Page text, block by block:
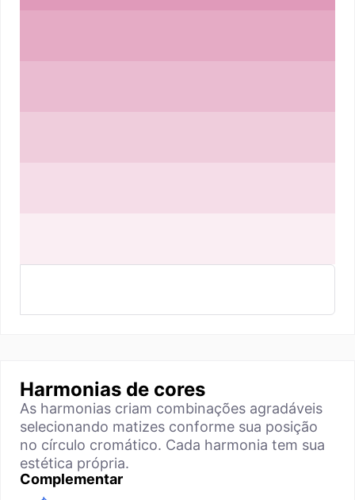
Harmonias de cores
As harmonias criam combinações agradáveis
selecionando matizes conforme sua posição
no círculo cromático. Cada harmonia tem sua
estética própria.
Complementar